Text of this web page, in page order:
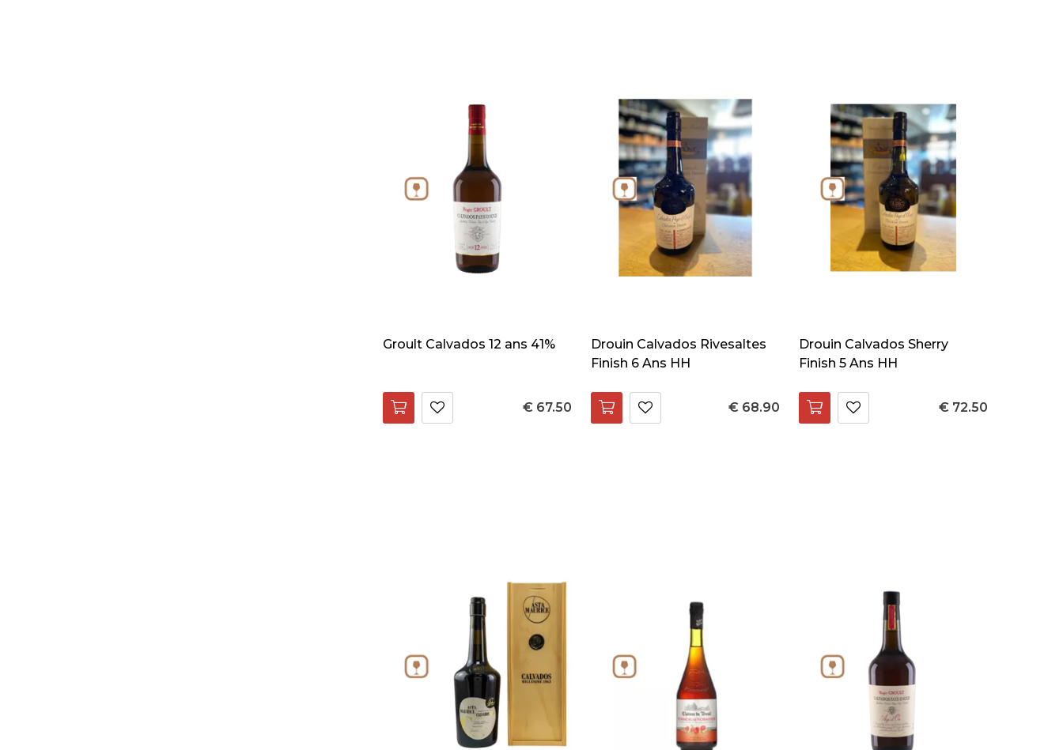
Groult Calvados 12 ans 41%
€ 67.50
Drouin Calvados Rivesaltes
Finish 6 Ans HH
€ 68.90
Drouin Calvados Sherry
Finish 5 Ans HH
€ 72.50